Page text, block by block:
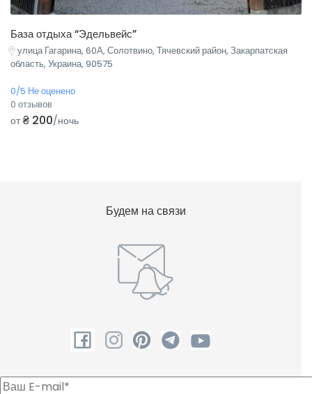
База отдыха “Эдельвейс”
улица Гагарина, 60А, Солотвино, Тячевский район, Закарпатская
область, Украина, 90575
0/5 Не оценено
0 отзывов
от₴ 200/ночь
Будем на связи